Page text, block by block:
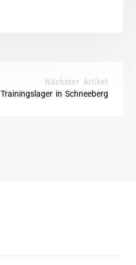
Nächster Artikel
Trainingslager in Schneeberg